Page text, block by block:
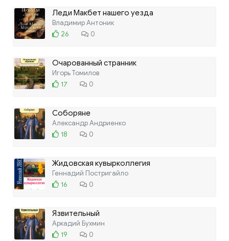
Леди Макбет нашего уезда
Владимир Антоник
26
0
Очарованный странник
Игорь Томилов
17
0
Соборяне
Александр Андриенко
18
0
Жидовская кувырколлегия
Геннадий Постригайло
16
0
Язвительный
Аркадий Бухмин
19
0